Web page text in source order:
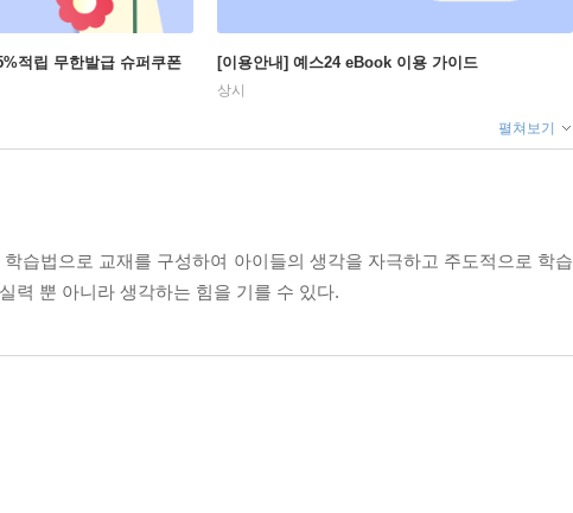
적립 무한발급 슈퍼쿠폰 [이용안내] 예스24 eBook 이용 가이드
상시
펼쳐보기
습법으로 교재를 구성하여 아이들의 생각을 자극하고 주도적으로 학습
력 뿐 아니라 생각하는 힘을 기를 수 있다.